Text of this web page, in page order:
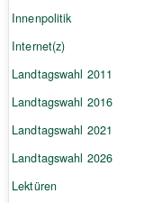
Innenpolitik
Internet(z)
Landtagswahl 2011
Landtagswahl 2016
Landtagswahl 2021
Landtagswahl 2026
Lektüren